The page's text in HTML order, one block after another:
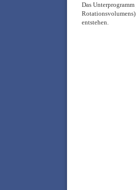
Das Unterprogramm
Rotationsvolumens)
entstehen.